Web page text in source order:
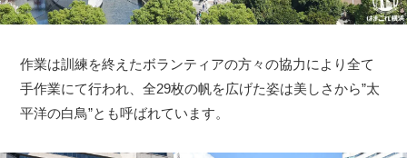
作業は訓練を終えたボランティアの方々の協力により全て
手作業にて行われ、全29枚の帆を広げた姿は美しさから”太
平洋の白鳥”とも呼ばれています。